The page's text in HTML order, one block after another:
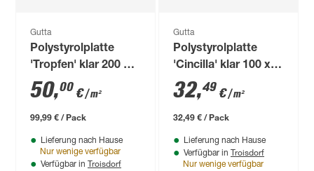
Gutta
Polystyrolplatte
'Tropfen' klar 200 x
100 x 0,5 cm
50,00 €/ m²
99,99 € / Pack
Lieferung nach Hause
Nur wenige verfügbar
Verfügbar in Troisdorf
Gutta
Polystyrolplatte
'Cincilla' klar 100 x
100 x 0,25 cm
32,49 €/ m²
32,49 € / Pack
Lieferung nach Hause
Verfügbar in Troisdorf
Nur wenige verfügbar